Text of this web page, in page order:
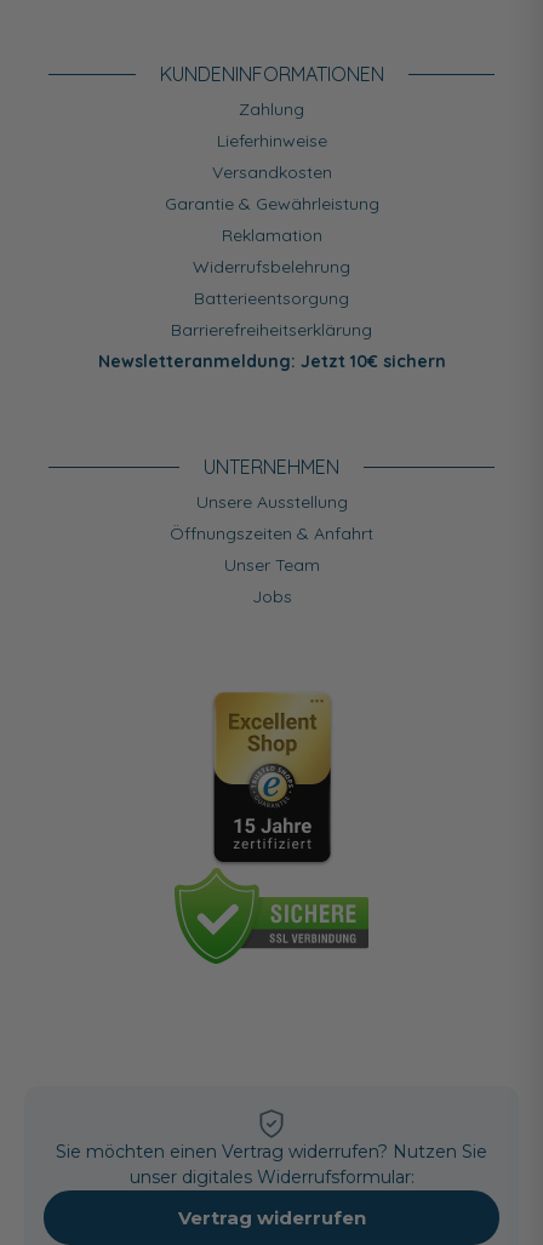
KUNDEN­INFORMATIONEN
Zahlung
Lieferhinweise
Versandkosten
Garantie & Gewährleistung
Reklamation
Widerrufsbelehrung
Batterieentsorgung
Barrierefreiheitserklärung
Newsletteranmeldung: Jetzt 10€ sichern
UNTERNEHMEN
Unsere Ausstellung
Öffnungszeiten & Anfahrt
Unser Team
Jobs
Sie möchten einen Vertrag widerrufen? Nutzen Sie
unser digitales Widerrufsformular:
Vertrag widerrufen